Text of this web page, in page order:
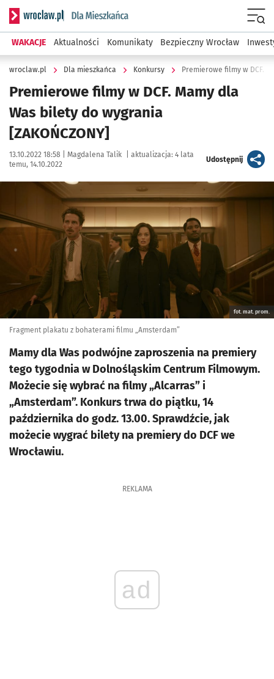
Serwis informacyjny wroclaw.pl podserwis: Dla mieszkańca
WAKACJE Aktualności Komunikaty Bezpieczny Wrocław
wroclaw.pl Dla mieszkańca Konkursy Premierowe filmy w DCF.
Premierowe filmy w DCF. Mamy dla
Was bilety do wygrania
[ZAKOŃCZONY]
Data publikacji:
13.10.2022 18:58 | Autor:
Magdalena Talik aktualizacja: 4 lata
temu, 14.10.2022
Udostępnijartykuł
Kliknij, aby powiększyć
fot. mat. prom.
Fragment plakatu z bohaterami filmu „Amsterdam”
Mamy dla Was podwójne zaproszenia na premiery
tego tygodnia w Dolnośląskim Centrum Filmowym.
Możecie się wybrać na filmy „Alcarras” i
„Amsterdam”. Konkurs trwa do piątku, 14
października do godz. 13.00. Sprawdźcie, jak
możecie wygrać bilety na premiery do DCF we
Wrocławiu.
REKLAMA
ad